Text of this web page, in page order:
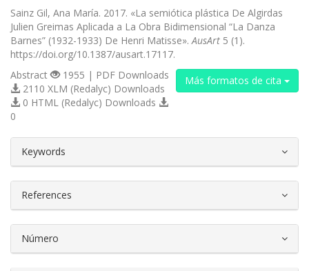
Sainz Gil, Ana María. 2017. «La semiótica plástica De Algirdas
Julien Greimas Aplicada a La Obra Bidimensional “La Danza
Barnes” (1932-1933) De Henri Matisse». AusArt 5 (1).
https://doi.org/10.1387/ausart.17117.
Más formatos de cita
Abstract
1955 | PDF Downloads
2110 XLM (Redalyc) Downloads
0 HTML (Redalyc) Downloads
0
Keywords
References
Número